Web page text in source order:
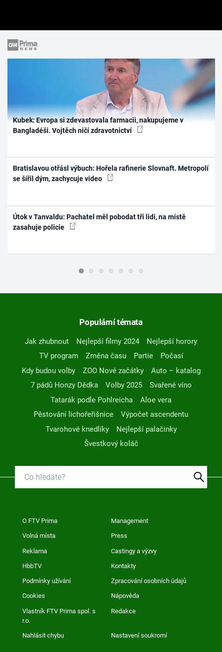
Kubek: Evropa si zdevastovala farmacii, nakupujeme v
Bangladéši. Vojtěch ničí zdravotnictví
Bratislavou otřásl výbuch: Hořela rafinerie Slovnaft. Metropolí
se šířil dým, zachycuje video
Útok v Tanvaldu: Pachatel měl pobodat tři lidi, na místě
zasahuje policie
Populární témata
Jak zhubnout Nejlepší filmy 2024
Nejlepší horory
TV program
Změna času Partie
Počasí
Kdy budou volby
ZOO Nové začátky
Auto – katalog
7 pádů Honzy Dědka
Volby 2025
Svařené víno
Tatarák podle Pohlreicha
Aloe vera
Pěstování lichořeřišnice
Výpočet ascendentu
Tvarohové knedlíky
Nejlepší palačinky
Švestkový koláč
O FTV Prima Management
Volná místa Press
Reklama Castingy a výzvy
HbbTV Kontakty
Podmínky užívání Zpracování osobních údajů
Cookies Nápověda
Vlastník FTV Prima spol. s
r.o.
Redakce
Nahlásit chybu Nastavení soukromí